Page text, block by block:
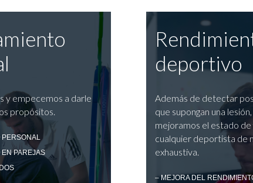
y empecemos a darle
propósitos.
PAREJAS
deportivo
Además de detectar
que supongan una
mejoramos el estado
cualquier deportista de
exhaustiva.
– MEJORA DEL